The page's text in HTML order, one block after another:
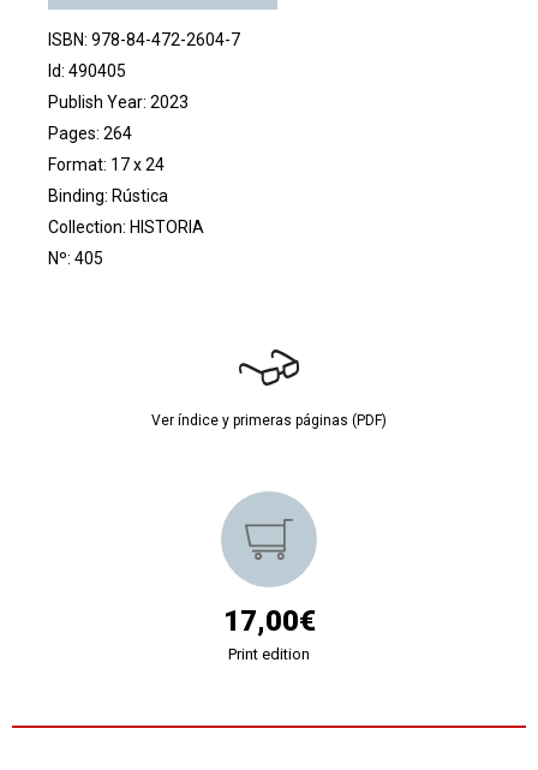
ISBN: 978-84-472-2604-7
Id: 490405
Publish Year: 2023
Pages: 264
Format: 17 x 24
Binding: Rústica
Collection: HISTORIA
Nº: 405
Ver índice y primeras páginas (PDF)
17,00€
Print edition